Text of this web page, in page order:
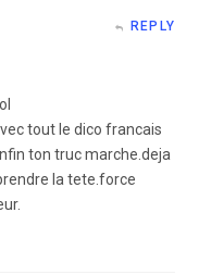
REPLY
tout le dico francais
ton truc marche.deja
la tete.force